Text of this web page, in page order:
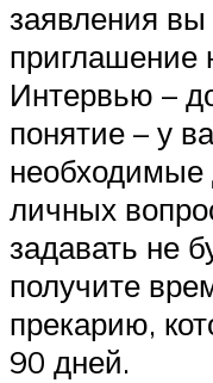
заявления вы
приглашение
Интервью –
понятие – у
необходимые
личных
задавать не
получите
прекарию,
90 дней.